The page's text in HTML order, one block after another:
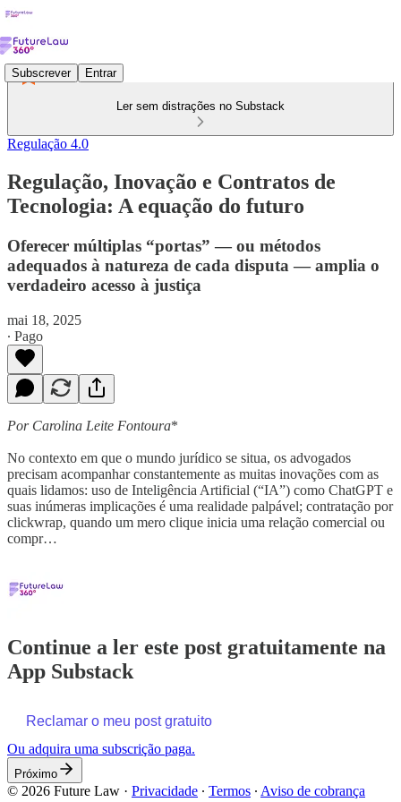
Subscrever Entrar
Ler sem distrações no Substack
Regulação 4.0
Regulação, Inovação e Contratos de
Tecnologia: A equação do futuro
Oferecer múltiplas “portas” — ou métodos
adequados à natureza de cada disputa — amplia o
verdadeiro acesso à justiça
mai 18, 2025
∙ Pago
Por Carolina Leite Fontoura*
No contexto em que o mundo jurídico se situa, os advogados
precisam acompanhar constantemente as muitas inovações com as
quais lidamos: uso de Inteligência Artificial (“IA”) como ChatGPT e
suas inúmeras implicações é uma realidade palpável; contratação por
clickwrap, quando um mero clique inicia uma relação comercial ou
compr…
Continue a ler este post gratuitamente na
App Substack
Reclamar o meu post gratuito
Ou adquira uma subscrição paga.
Próximo
© 2026 Future Law · Privacidade ∙ Termos ∙ Aviso de cobrança